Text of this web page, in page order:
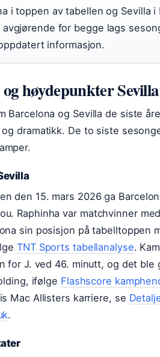
i toppen av tabellen og Sevilla
for begge lags
informasjon.
høydepunkter
Barcelona og Sevilla de siste
dramatikk. De to siste
den 15. mars 2026 ga
Raphinha var matchvinner
sin posisjon på tabelltoppen
TNT Sports tabellanalyse.
for J. ved 46. minutt, og det ble
ifølge Flashscore
Mac Allisters karriere, se
.